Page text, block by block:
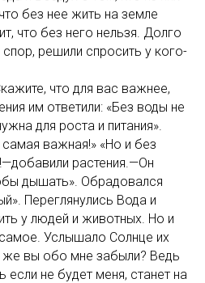
без нее жить на земле
что без него нельзя. Долго
решили спросить у кого-
что для вас важнее,
им ответили: «Без воды не
для роста и питания».
важная!» «Но и без
растения.—Он
дышать». Обрадовался
Переглянулись Вода и
у людей и животных. Но и
Услышало Солнце их
же вы обо мне забыли? Ведь
если не будет меня, станет на